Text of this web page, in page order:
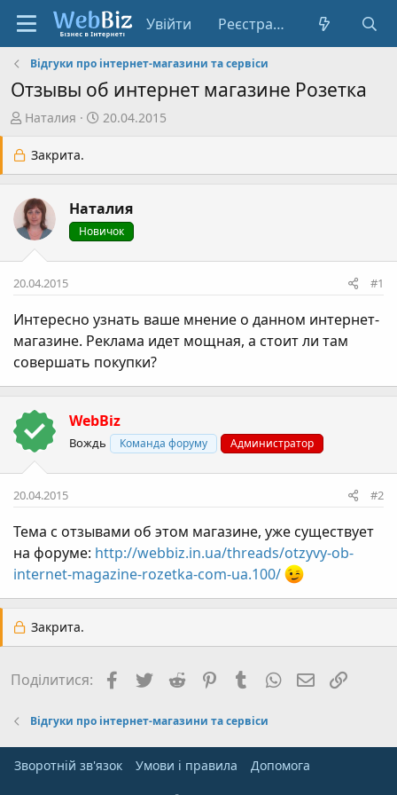
Увійти Реєстрація
Відгуки про інтернет-магазини та сервіси
Отзывы об интернет магазине Розетка
А
т
о
т
е
и
Наталия
Д
а
т
в
о
р
н
я
20.04.2015
Закрита.
Наталия
Новичок
20.04.2015 #1
Интересно узнать ваше мнение о данном интернет-
магазине. Реклама идет мощная, а стоит ли там
совершать покупки?
WebBiz
Вождь Команда форуму Администратор
20.04.2015 #2
Тема с отзывами об этом магазине, уже существует
на форуме: http://webbiz.in.ua/threads/otzyvy-ob-
internet-magazine-rozetka-com-ua.100/
Закрита.
Поділитися: Facebook
TwitterReddit PinterestTumblrWhatsApp
E-mail
Відгуки про інтернет-магазини та сервіси
Зворотній зв'язок Умови і правила Дoпoмoга